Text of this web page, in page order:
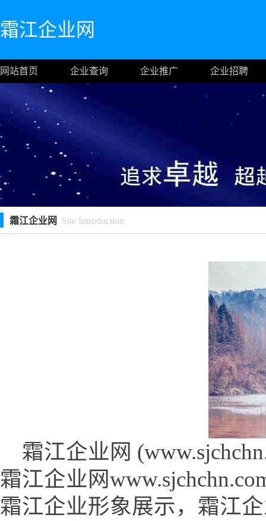
霜江企业网
网站首页 企业查询 企业推广 企业招聘
霜江企业网 Site Introduction
霜江企业网
霜江企业网
霜江企业形象展示，霜江